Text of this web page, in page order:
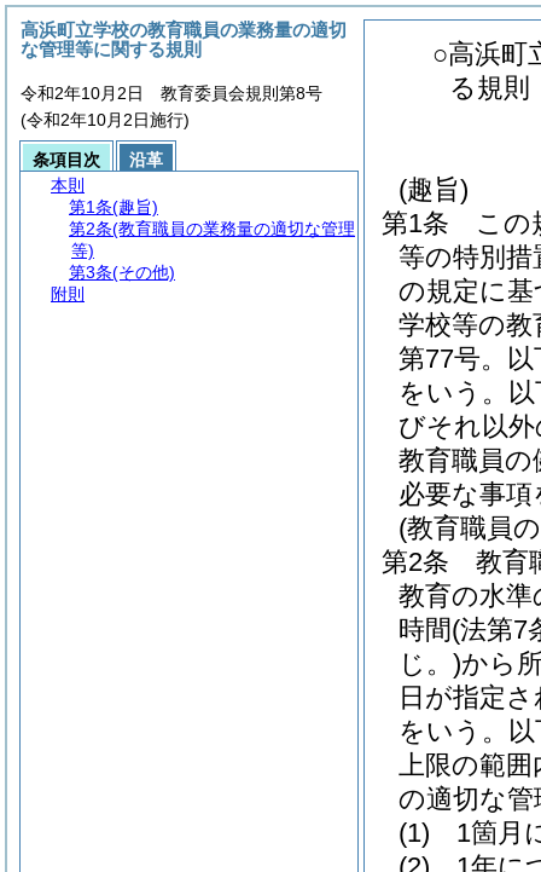
○高浜町
る規則
(趣旨)
第1条
この
等の特別
の規定に
学校等の教
第77号。
をいう。
びそれ以
教育職員
必要な事
(教育職員
第2条
教育
教育の水
時間(法第7
じ。)から
日が指定
をいう。
上限の範
の適切な
(1)
1箇月
高浜町立学校の教育職員の業務量の適切
な管理等に関する規則
令和2年10月2日 教育委員会規則第8号
(令和2年10月2日施行)
条項目次
沿革
本則
第1条(趣旨)
第2条(教育職員の業務量の適切な管理
等)
第3条(その他)
附則